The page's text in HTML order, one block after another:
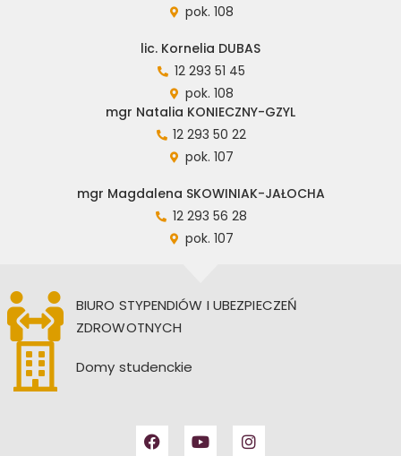
pok. 108
lic. Kornelia DUBAS
12 293 51 45
pok. 108
mgr Natalia KONIECZNY-GZYL
12 293 50 22
pok. 107
mgr Magdalena SKOWINIAK-JAŁOCHA
12 293 56 28
pok. 107
BIURO STYPENDIÓW I UBEZPIECZEŃ
ZDROWOTNYCH
Domy studenckie